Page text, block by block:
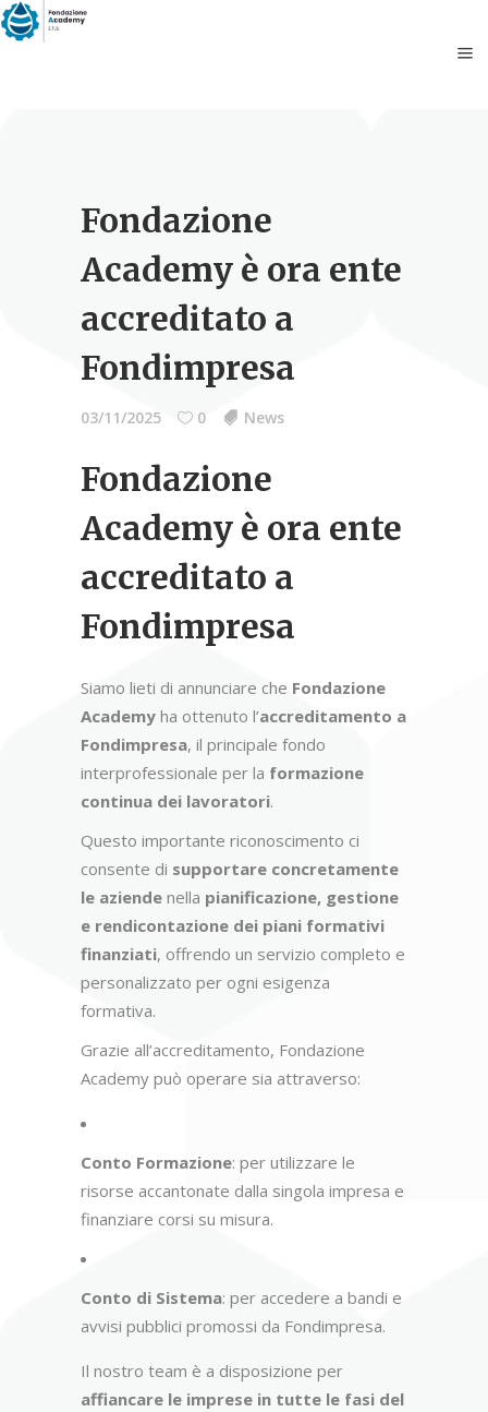
Fondazione
Academy è ora ente
accreditato a
Fondimpresa
03/11/2025 0 News
Fondazione
Academy è ora ente
accreditato a
Fondimpresa
Siamo lieti di annunciare che Fondazione
Academy ha ottenuto l’accreditamento a
Fondimpresa, il principale fondo
interprofessionale per la formazione
continua dei lavoratori.
Questo importante riconoscimento ci
consente di supportare concretamente
le aziende nella pianificazione, gestione
e rendicontazione dei piani formativi
finanziati, offrendo un servizio completo e
personalizzato per ogni esigenza
formativa.
Grazie all’accreditamento, Fondazione
Academy può operare sia attraverso:
Conto Formazione: per utilizzare le
risorse accantonate dalla singola impresa e
finanziare corsi su misura.
Conto di Sistema: per accedere a bandi e
avvisi pubblici promossi da Fondimpresa.
Il nostro team è a disposizione per
affiancare le imprese in tutte le fasi del